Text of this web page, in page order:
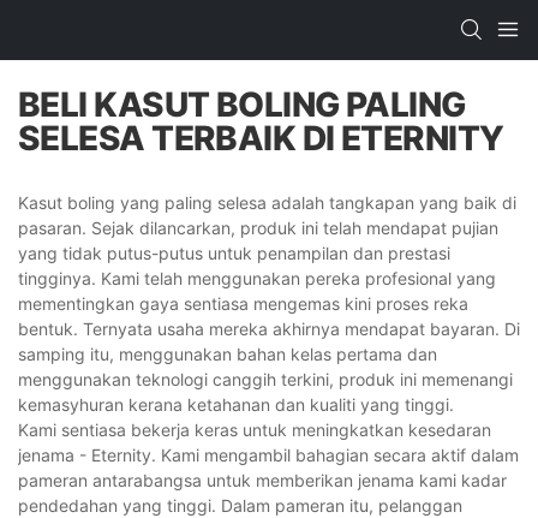
BELI KASUT BOLING PALING
SELESA TERBAIK DI ETERNITY
Kasut boling yang paling selesa adalah tangkapan yang baik di
pasaran. Sejak dilancarkan, produk ini telah mendapat pujian
yang tidak putus-putus untuk penampilan dan prestasi
tingginya. Kami telah menggunakan pereka profesional yang
mementingkan gaya sentiasa mengemas kini proses reka
bentuk. Ternyata usaha mereka akhirnya mendapat bayaran. Di
samping itu, menggunakan bahan kelas pertama dan
menggunakan teknologi canggih terkini, produk ini memenangi
kemasyhuran kerana ketahanan dan kualiti yang tinggi.
Kami sentiasa bekerja keras untuk meningkatkan kesedaran
jenama - Eternity. Kami mengambil bahagian secara aktif dalam
pameran antarabangsa untuk memberikan jenama kami kadar
pendedahan yang tinggi. Dalam pameran itu, pelanggan